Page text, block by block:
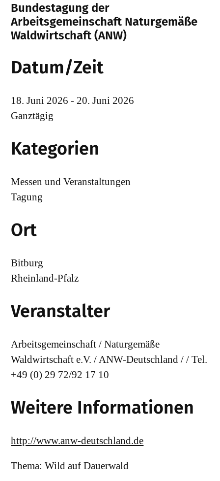
Bundestagung der
Arbeitsgemeinschaft Naturgemäße
Waldwirtschaft (ANW)
Datum/Zeit
18. Juni 2026 - 20. Juni 2026
Ganztägig
Kategorien
Messen und Veranstaltungen
Tagung
Ort
Bitburg
Rheinland-Pfalz
Veranstalter
Arbeitsgemeinschaft / Naturgemäße
Waldwirtschaft e.V. / ANW-Deutschland / / Tel.
+49 (0) 29 72/92 17 10
Weitere Informationen
http://www.anw-deutschland.de
Thema: Wild auf Dauerwald